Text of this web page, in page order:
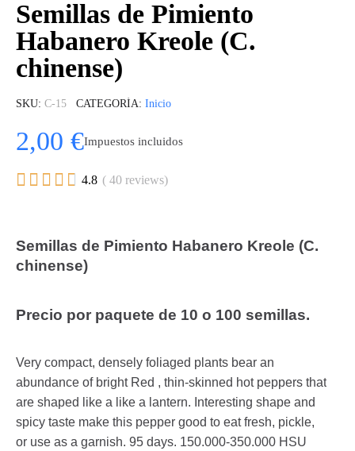
Semillas de Pimiento
Habanero Kreole (C.
chinense)
SKU C-15 CATEGORÍA Inicio
2,00 €Impuestos incluidos
     4.8 ( 40 reviews)
Semillas de Pimiento Habanero Kreole (C.
chinense)
Precio por paquete de 10 o 100 semillas.
Very compact, densely foliaged plants bear an
abundance of bright Red , thin-skinned hot peppers that
are shaped like a like a lantern. Interesting shape and
spicy taste make this pepper good to eat fresh, pickle,
or use as a garnish. 95 days. 150.000-350.000 HSU